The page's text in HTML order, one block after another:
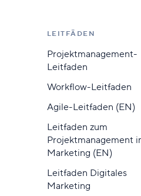
LEITFÄDEN
Projektmanagement-
Leitfaden
Workflow-Leitfaden
Agile-Leitfaden (EN)
Leitfaden zum
Projektmanagement
Marketing (EN)
Leitfaden Digitales
Marketing